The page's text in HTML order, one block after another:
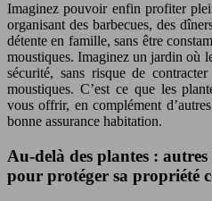
Imaginez pouvoir enfin profiter
organisant des barbecues, des
détente en famille, sans être
moustiques. Imaginez un jardin où
sécurité, sans risque de
moustiques. C’est ce que les
vous offrir, en complément
bonne assurance habitation.
Au-delà des plantes :
pour protéger sa propriété